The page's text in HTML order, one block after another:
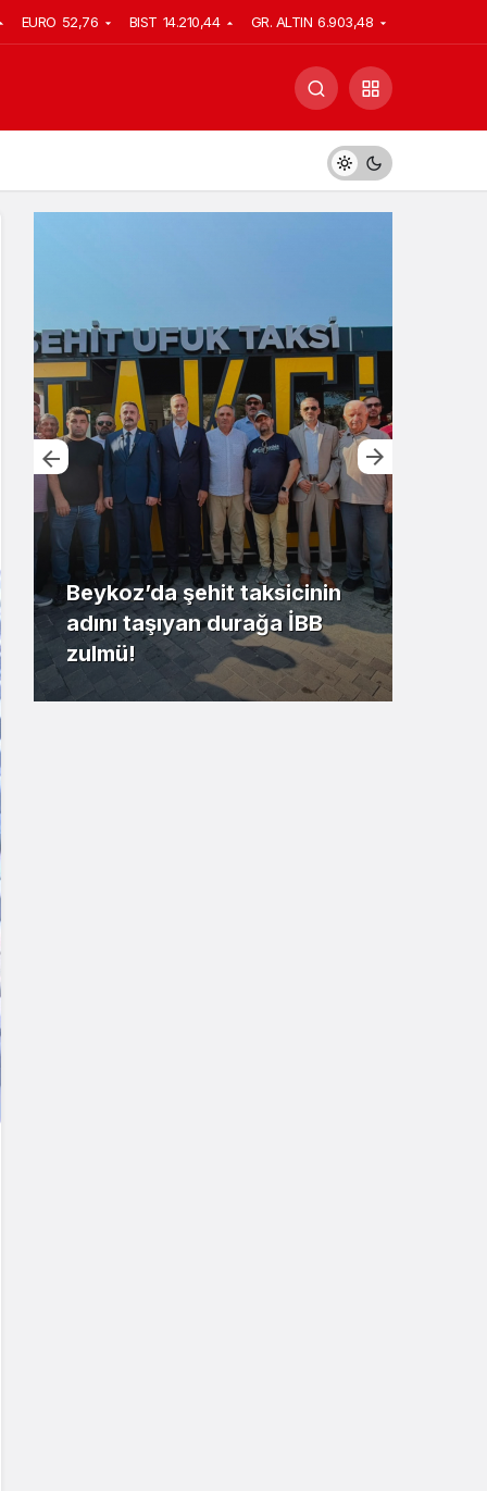
EURO 52,76 BIST 14.210,44 GR. ALTIN 6.903,48
Beykoz’da şehit taksicinin
adını taşıyan durağa İBB
zulmü!